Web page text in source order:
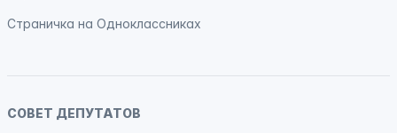
Страничка на Одноклассниках
СОВЕТ ДЕПУТАТОВ